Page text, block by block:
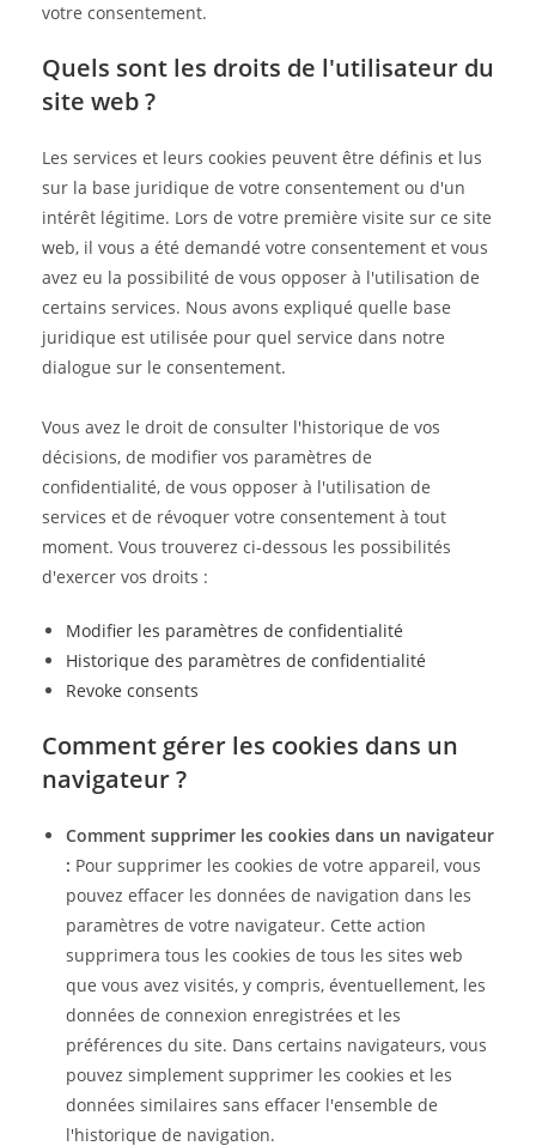
votre consentement.
Quels sont les droits de l'utilisateur du
site web ?
Les services et leurs cookies peuvent être définis et lus
sur la base juridique de votre consentement ou d'un
intérêt légitime. Lors de votre première visite sur ce site
web, il vous a été demandé votre consentement et vous
avez eu la possibilité de vous opposer à l'utilisation de
certains services. Nous avons expliqué quelle base
juridique est utilisée pour quel service dans notre
dialogue sur le consentement.
Vous avez le droit de consulter l'historique de vos
décisions, de modifier vos paramètres de
confidentialité, de vous opposer à l'utilisation de
services et de révoquer votre consentement à tout
moment. Vous trouverez ci-dessous les possibilités
d'exercer vos droits :
Modifier les paramètres de confidentialité
Historique des paramètres de confidentialité
Revoke consents
Comment gérer les cookies dans un
navigateur ?
Comment supprimer les cookies dans un navigateur
: Pour supprimer les cookies de votre appareil, vous
pouvez effacer les données de navigation dans les
paramètres de votre navigateur. Cette action
supprimera tous les cookies de tous les sites web
que vous avez visités, y compris, éventuellement, les
données de connexion enregistrées et les
préférences du site. Dans certains navigateurs, vous
pouvez simplement supprimer les cookies et les
données similaires sans effacer l'ensemble de
l'historique de navigation.